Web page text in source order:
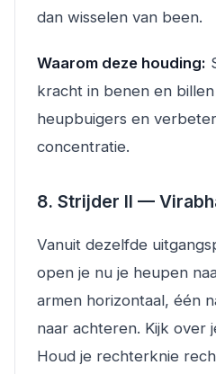
dan wisselen van been.
Waarom deze houding:
kracht in benen en
heupbuigers en
concentratie.
8. Strijder II —
Vanuit dezelfde
open je nu je heupen
armen horizontaal, één
naar achteren. Kijk over
Houd je rechterknie